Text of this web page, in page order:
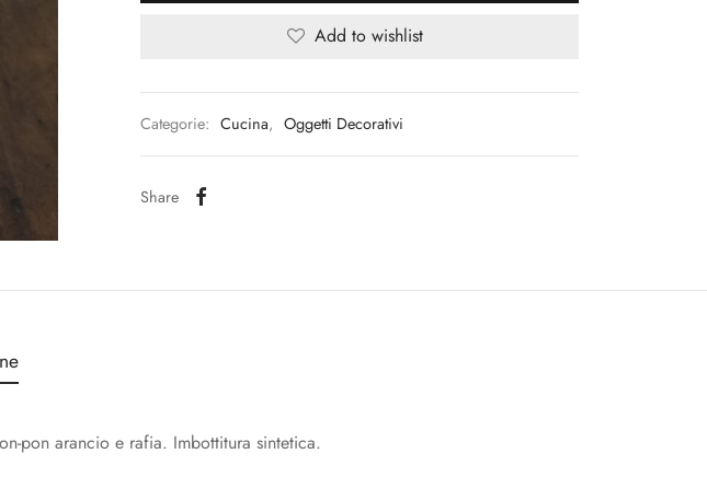
Add to wishlist
Categorie: Cucina, Oggetti Decorativi
Share
pon arancio e rafia. Imbottitura sintetica.